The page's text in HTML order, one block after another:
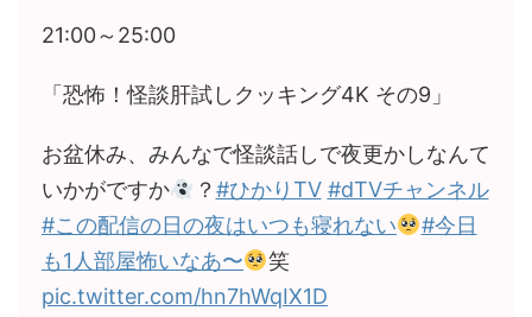
21:00～25:00
「恐怖！怪談肝試しクッキング4K その9」
お盆休み、みんなで怪談話しで夜更かしなんて
いかがですか
？ #ひかりTV #dTVチャンネル
#この配信の日の夜はいつも寝れない
#今日
も1人部屋怖いなあ〜
笑
pic.twitter.com/hn7hWqIX1D